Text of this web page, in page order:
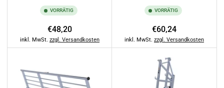
VORRÄTIG
Normaler
Preis
€48,20
inkl. MwSt. zzgl. Versandkosten
VORRÄTIG
Normaler
Preis
€60,24
inkl. MwSt. zzgl. Versandkosten